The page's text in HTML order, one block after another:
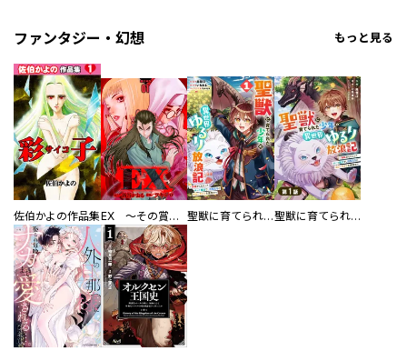
ファンタジー・幻想 もっと見る
佐伯かよの作品集 EX ～その賞金稼ぎは、世界の出口を探す～【単行本版】 聖獣に育てられた少年の異世界ゆるり放浪記～神様からもらったチート魔法で、仲間たちとスローライフを満喫中～ 聖獣に育てられた少年の異世界ゆるり放浪記～神様からもらったチート魔法で、仲間たちとスローライフを満喫中～【分冊版】